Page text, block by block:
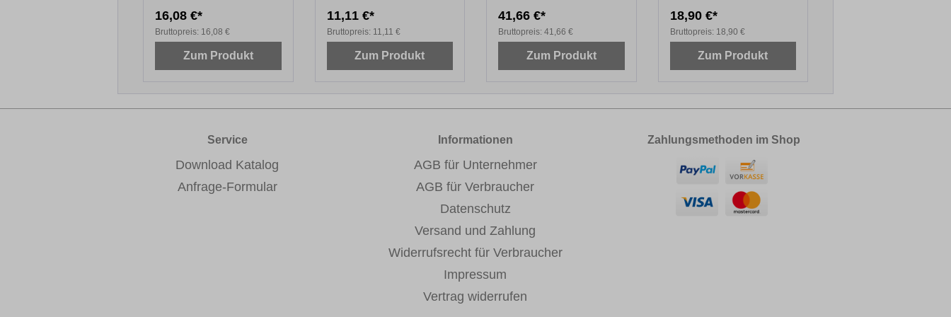
16,08 €*
Bruttopreis: 16,08 €
Zum Produkt
11,11 €*
Bruttopreis: 11,11 €
Zum Produkt
41,66 €*
Bruttopreis: 41,66 €
Zum Produkt
18,90 €*
Bruttopreis: 18,90 €
Zum Produkt
Service
Download Katalog
Anfrage-Formular
Informationen
AGB für Unternehmer
AGB für Verbraucher
Datenschutz
Versand und Zahlung
Widerrufsrecht für Verbraucher
Impressum
Vertrag widerrufen
Zahlungsmethoden im Shop